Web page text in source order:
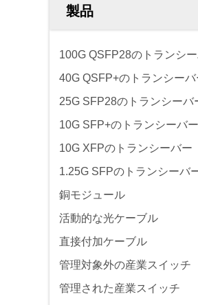
製品
100G QSFP28のトランシ
40G QSFP+のトランシーバ
25G SFP28のトランシーバ
10G SFP+のトランシーバー
10G XFPのトランシーバー
1.25G SFPのトランシーバ
銅モジュール
活動的な光ケーブル
直接付加ケーブル
管理対象外の産業スイッチ
管理された産業スイッチ